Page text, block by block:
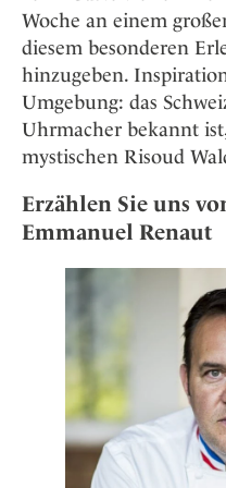
Woche an einem
diesem besonderen
hinzugeben.
Umgebung: das
Uhrmacher bekannt
mystischen Risoud
Erzählen Sie uns
Emmanuel Renaut